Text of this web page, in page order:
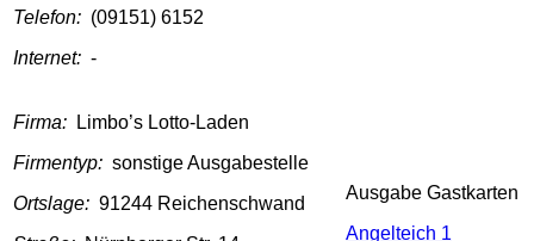
Telefon: (09151) 6152
Internet: -
Firma:
Limbo’s Lotto-Laden
Firmentyp: sonstige Ausgabestelle
Ortslage: 91244 Reichenschwand
Ausgabe Gastkarten
Angelteich 1